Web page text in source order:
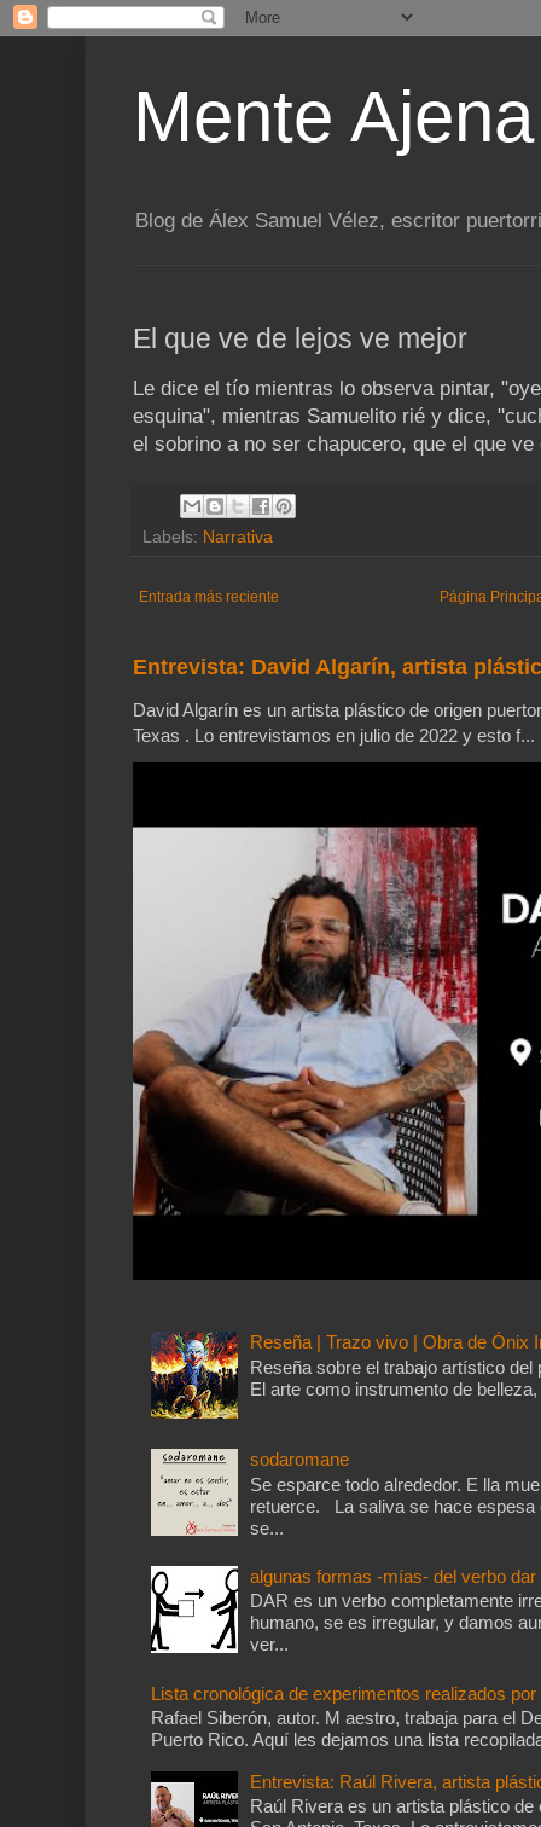
Mente Ajena
Blog de Álex Samuel Vélez, escritor
El que ve de lejos ve mejor
Le dice el tío mientras lo observa pintar,
esquina", mientras Samuelito rié y dice,
el sobrino a no ser chapucero, que el que
Labels: Narrativa
Entrada más reciente Página
Entrevista: David Algarín, artista
David Algarín es un artista plástico de origen
Texas . Lo entrevistamos en julio de 2022 y esto f...
Reseña | Trazo vivo | Obra de Ónix
Reseña sobre el trabajo artístico
El arte como instrumento de
sodaromane
Se esparce todo alrededor. E lla
retuerce. La saliva se hace
se...
algunas formas -mías- del verbo dar
DAR es un verbo completamente
humano, se es irregular, y damos
ver...
Lista cronológica de experimentos realizados
Rafael Siberón, autor. M aestro, trabaja para el
Puerto Rico. Aquí les dejamos una lista
Entrevista: Raúl Rivera, artista
Raúl Rivera es un artista plástico